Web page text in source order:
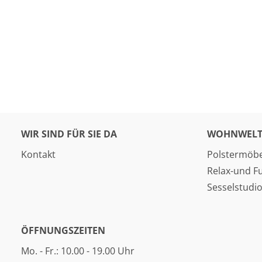
WIR SIND FÜR SIE DA
Kontakt
Relax-und
Sesselstudio
ÖFFNUNGSZEITEN
Mo. - Fr.: 10.00 - 19.00 Uhr